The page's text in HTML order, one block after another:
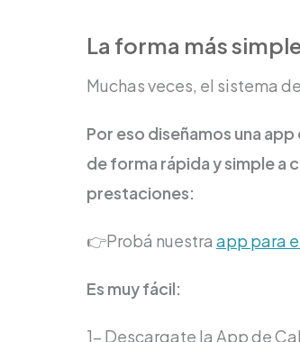
La forma más
Muchas veces, el sistema
Por eso diseñamos una
de forma rápida y simple a
prestaciones:
👉Probá nuestra app para
Es muy fácil:
1- Descargate la App de